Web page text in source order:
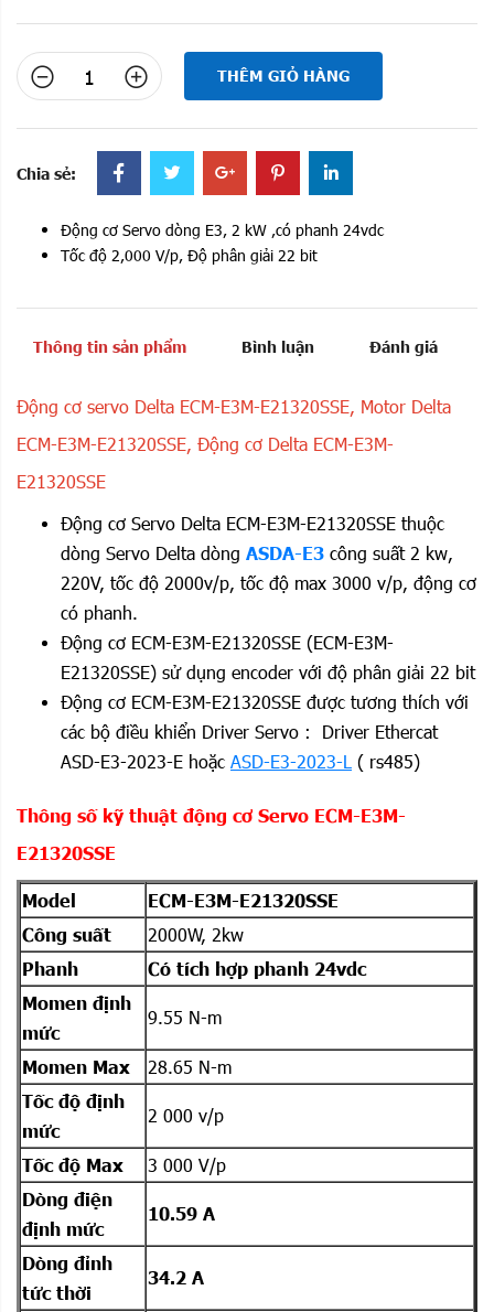
THÊM GIỎ HÀNG
Chia sẻ:
Động cơ Servo dòng E3, 2 kW ,có phanh 24vdc
Tốc độ 2,000 V/p, Độ phân giải 22 bit
Thông tin sản phẩm Bình luận Đánh giá
Động cơ servo Delta ECM-E3M-E21320SSE, Motor Delta
ECM-E3M-E21320SSE, Động cơ Delta ECM-E3M-
E21320SSE
Động cơ Servo Delta ECM-E3M-E21320SSE thuộc
dòng Servo Delta dòng ASDA-E3 công suất 2 kw,
220V, tốc độ 2000v/p, tốc độ max 3000 v/p, động cơ
có phanh.
Động cơ ECM-E3M-E21320SSE (ECM-E3M-
E21320SSE) sử dụng encoder với độ phân giải 22 bit
Động cơ ECM-E3M-E21320SSE được tương thích với
các bộ điều khiển Driver Servo : Driver Ethercat
ASD-E3-2023-E hoặc ASD-E3-2023-L ( rs485)
Thông số kỹ thuật động cơ Servo ECM-E3M-
E21320SSE
Model
ECM-E3M-E21320SSE
Công suất
2000W, 2kw
Phanh
Có tích hợp phanh 24vdc
Momen định
mức
9.55 N-m
Momen Max 28.65 N-m
Tốc độ định
mức
2 000 v/p
Tốc độ Max 3 000 V/p
Dòng điện
định mức
10.59 A
Dòng đỉnh
tức thời
34.2 A